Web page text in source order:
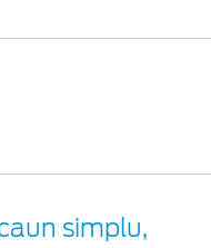
simplu,